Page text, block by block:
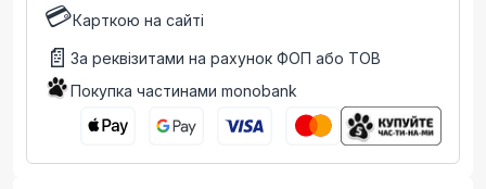
💳Карткою на сайті
📄 За реквізитами на рахунок ФОП або ТОВ
Покупка частинами monobank